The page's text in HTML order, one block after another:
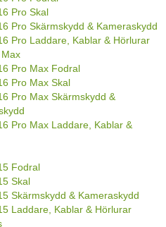
Pro Skal
Pro Skärmskydd & Kameraskydd
Pro Laddare, Kablar & Hörlurar
Pro Max Fodral
Pro Max Skal
Pro Max Skärmskydd &
Pro Max Laddare, Kablar &
Fodral
Skal
Skärmskydd & Kameraskydd
Laddare, Kablar & Hörlurar